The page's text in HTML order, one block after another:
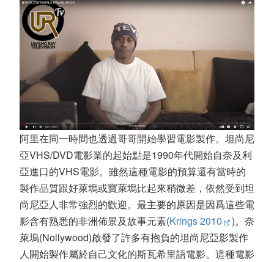
阿里在同一時間也透過哥哥開始學習電影製作。坦尚尼
亞VHS/DVD電影業的起始點是1990年代開始自奈及利
亞進口的VHS電影。雖然這種電影的預算還有當時的
製作品質跟好萊塢或寶萊塢比起來稍微差，依然受到坦
尚尼亞人非常強烈的歡迎。最主要的原因是因爲這些電
影含有熟悉的非洲佈景及故事元素(Krings 2010
)。奈
萊塢(Nollywood)啟發了許多有抱負的坦尚尼亞影製作
人開始製作屬於自己文化的斯瓦希里語電影。這種電影